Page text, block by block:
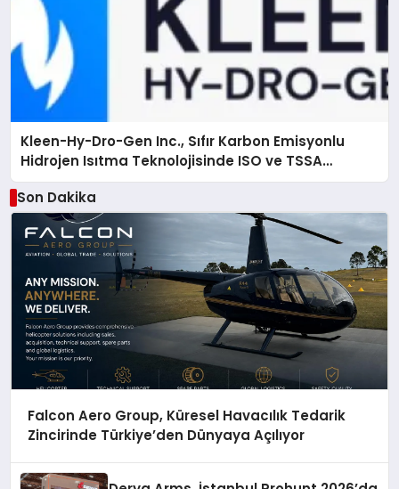
Kleen-Hy-Dro-Gen Inc., Sıfır Karbon Emisyonlu
Hidrojen Isıtma Teknolojisinde ISO ve TSSA
Düzenleyici Onaylarını Aldı
Son Dakika
Falcon Aero Group, Küresel Havacılık Tedarik
Zincirinde Türkiye’den Dünyaya Açılıyor